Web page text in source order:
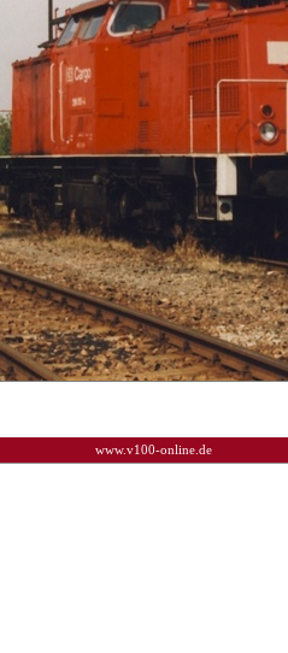
www.v100-online.de